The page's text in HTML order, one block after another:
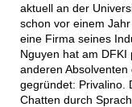
aktuell an der
schon vor einem
eine Firma seines
Nguyen hat am
anderen
gegründet: Privalino.
Chatten durch